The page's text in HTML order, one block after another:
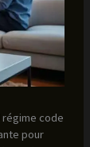
régime code
pour